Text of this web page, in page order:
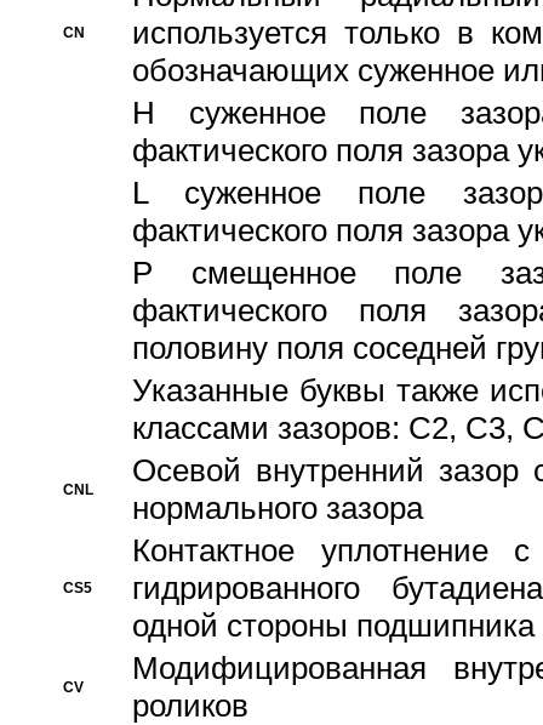
CN
используется только в
обозначающих суженное
H суженное поле
фактического поля зазора
L суженное поле
фактического поля зазора
P смещенное поле
фактического поля
половину поля соседней
Указанные буквы также
классами зазоров: С2,
CNL
Осевой внутренний зазор
нормального зазора
CS5
Контактное уплотнение
гидрированного
одной стороны подшипника
CV
Модифицированная
роликов